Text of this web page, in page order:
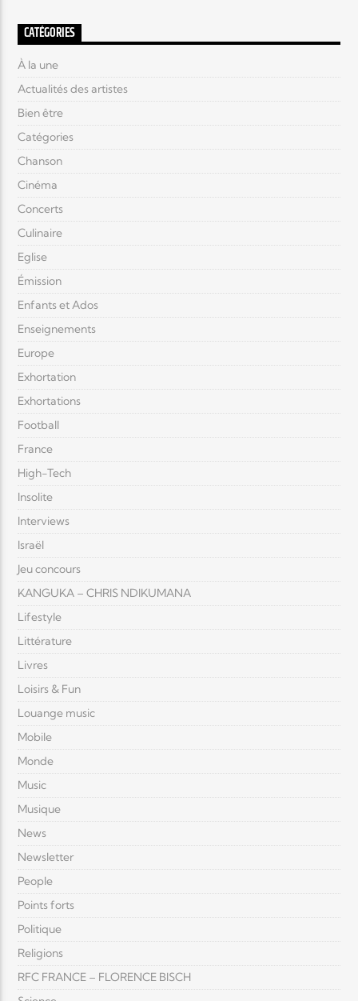
CATÉGORIES
À la une
Actualités des artistes
Bien être
Catégories
Chanson
Cinéma
Concerts
Culinaire
Eglise
Émission
Enfants et Ados
Enseignements
Europe
Exhortation
Exhortations
Football
France
High-Tech
Insolite
Interviews
Israël
Jeu concours
KANGUKA – CHRIS NDIKUMANA
Lifestyle
Littérature
Livres
Loisirs & Fun
Louange music
Mobile
Monde
Music
Musique
News
Newsletter
People
Points forts
Politique
Religions
RFC FRANCE – FLORENCE BISCH